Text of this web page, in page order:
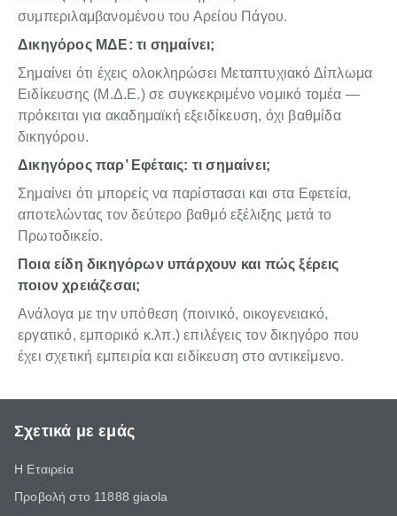
συμπεριλαμβανομένου του Αρείου Πάγου.
Δικηγόρος ΜΔΕ: τι σημαίνει;
Σημαίνει ότι έχεις ολοκληρώσει Μεταπτυχιακό Δίπλωμα
Ειδίκευσης (Μ.Δ.Ε.) σε συγκεκριμένο νομικό τομέα —
πρόκειται για ακαδημαϊκή εξειδίκευση, όχι βαθμίδα
δικηγόρου.
Δικηγόρος παρ’ Εφέταις: τι σημαίνει;
Σημαίνει ότι μπορείς να παρίστασαι και στα Εφετεία,
αποτελώντας τον δεύτερο βαθμό εξέλιξης μετά το
Πρωτοδικείο.
Ποια είδη δικηγόρων υπάρχουν και πώς ξέρεις
ποιον χρειάζεσαι;
Ανάλογα με την υπόθεση (ποινικό, οικογενειακό,
εργατικό, εμπορικό κ.λπ.) επιλέγεις τον δικηγόρο που
έχει σχετική εμπειρία και ειδίκευση στο αντικείμενο.
Σχετικά με εμάς
Η Εταιρεία
Προβολή στο 11888 giaola